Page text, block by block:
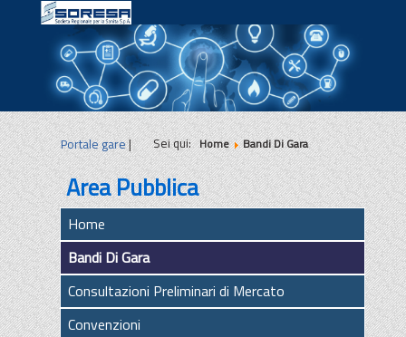
|||
Portale gare| Sei qui:Home Bandi Di Gara
Area Pubblica
Home
Bandi Di Gara
Consultazioni Preliminari di Mercato
Convenzioni